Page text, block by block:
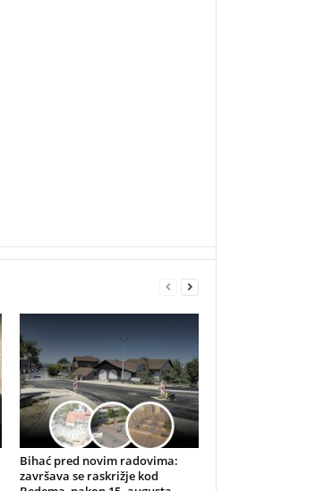
Bihać pred novim radovima:
završava se raskrižje kod